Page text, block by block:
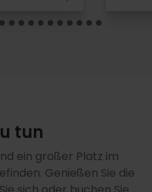
tun
ein großer Platz im
Genießen Sie die